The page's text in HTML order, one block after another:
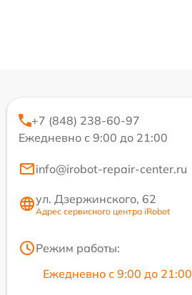
+7 (848) 238-60-97
Ежедневно с 9:00 до 21:00
info@irobot-repair-center.ru
ул. Дзержинского, 62
Адрес сервисного центра iRobot
Режим работы:
Ежедневно с 9:00 до 21:00